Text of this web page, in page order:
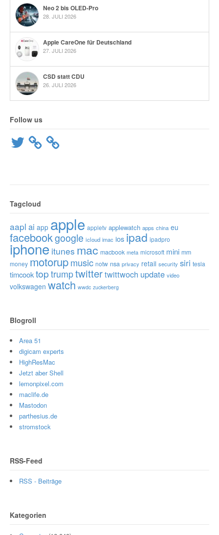
Neo 2 bis OLED-Pro
28. JULI 2026
Apple CareOne für Deutschland
27. JULI 2026
CSD statt CDU
26. JULI 2026
Follow us
Twitter
Tagcloud
aapl ai app apple appletv applewatch apps china eu
facebookgoogle icloud imac ios ipad ipadpro
iphone itunes mac macbook meta microsoft mini mm
money motorupmusic notw nsa privacy retail security siri tesla
timcooktop trumptwittertwittwoch update video
volkswagen watch wwdc zuckerberg
Blogroll
Area 51
digicam experts
HighResMac
Jetzt aber Shell
lemonpixel.com
maclife.de
Mastodon
parthesius.de
stromstock
RSS-Feed
RSS - Beiträge
Kategorien